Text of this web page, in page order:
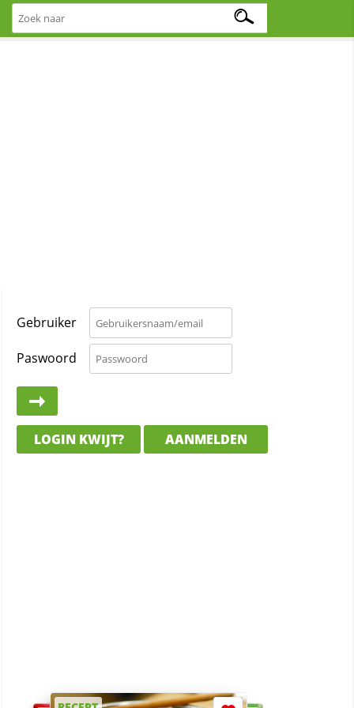
Gebruiker
Paswoord
LOGIN KWIJT? AANMELDEN